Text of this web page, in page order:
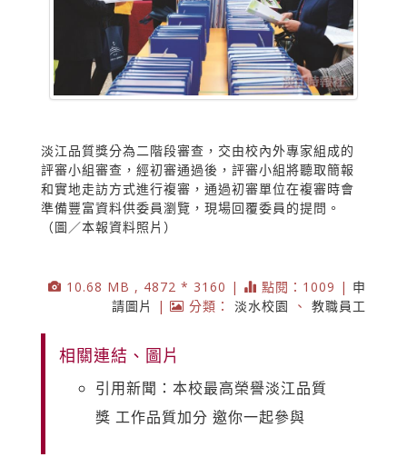
淡江品質獎分為二階段審查，交由校內外專家組成的
評審小組審查，經初審通過後，評審小組將聽取簡報
和實地走訪方式進行複審，通過初審單位在複審時會
準備豐富資料供委員瀏覽，現場回覆委員的提問。
（圖／本報資料照片）
10.68 MB , 4872 * 3160 | 點閱：1009 | 申
請圖片
| 分類： 淡水校園 、 教職員工
相關連結、圖片
引用新聞：本校最高榮譽淡江品質
獎 工作品質加分 邀你一起參與